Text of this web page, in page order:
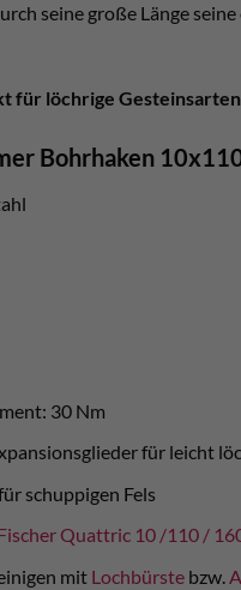
seine große Länge
für löchrige
Bohrhaken
30 Nm
für leicht
schuppigen Fels
Quattric 10 /110 /
mit Lochbürstebzw.